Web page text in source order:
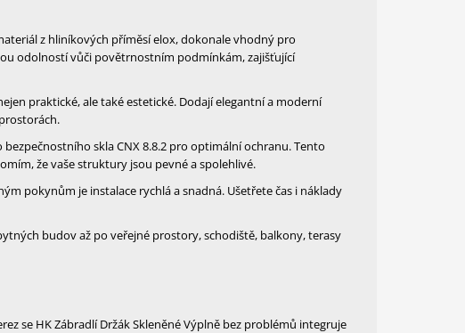
z hliníkových příměsí elox, dokonale vhodný pro
odolností vůči povětrnostním podmínkám, zajišťující
praktické, ale také estetické. Dodají elegantní a moderní
skla CNX 8.8.2 pro optimální ochranu. Tento
že vaše struktury jsou pevné a spolehlivé.
pokynům je instalace rychlá a snadná. Ušetřete čas i náklady
budov až po veřejné prostory, schodiště, balkony, terasy
se HK Zábradlí Držák Skleněné Výplně bez problémů integruje